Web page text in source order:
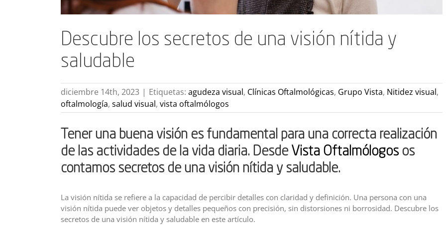
Descubre los secretos de una visión nítida y
saludable
diciembre 14th, 2023 | Etiquetas: agudeza visual, Clínicas Oftalmológicas, Grupo Vista, Nitidez visual,
oftalmología, salud visual, vista oftalmólogos
Tener una buena visión es fundamental para una correcta realización
de las actividades de la vida diaria. Desde Vista Oftalmólogos os
contamos secretos de una visión nítida y saludable.
La visión nítida se refiere a la capacidad de percibir detalles con claridad y definición. Una persona con una
visión nítida puede ver objetos y detalles pequeños con precisión, sin distorsiones ni borrosidad. Descubre los
secretos de una visión nítida y saludable en este artículo.